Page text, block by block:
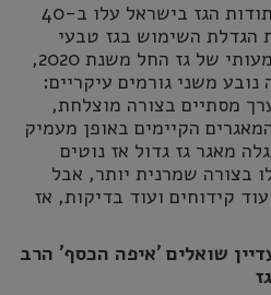
פוסטר: "גילינו למשל שעתודות הגז בישראל עלו ב-40
הגדלת השימוש בגז טבעי
במשק המקומי וייצוא משמעותי של גז החל משנת 2020,
משני גורמים עיקריים:
מסתיים בצורה מוצלחת,
הקיימים באופן מעמיק
מאגר גז גדול אז נוטים
בצורה שמרנית יותר, אבל
קידוחים ועוד בדיקות, אז
שואלים 'איפה הכסף' הרב